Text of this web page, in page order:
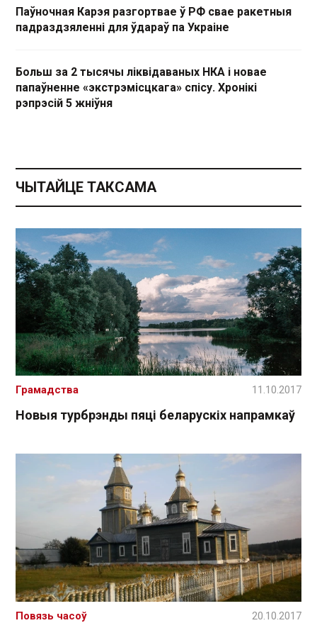
Паўночная Карэя разгортвае ў РФ свае ракетныя
падраздзяленні для ўдараў па Украіне
Больш за 2 тысячы ліквідаваных НКА і новае
папаўненне «экстрэмісцкага» спісу. Хронікі
рэпрэсій 5 жніўня
ЧЫТАЙЦЕ ТАКСАМА
Новыя турбрэнды пяці беларускіх напрамкаў
Грамадства 11.10.2017
Повязь часоў 20.10.2017